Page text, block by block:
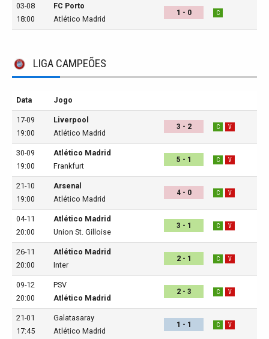
03-08
18:00
FC Porto
Atlético Madrid
1 - 0 C
LIGA CAMPEÕES
Data Jogo
17-09
19:00
Liverpool
Atlético Madrid
3 - 2 C V
30-09
19:00
Atlético Madrid
Frankfurt
5 - 1 C V
21-10
19:00
Arsenal
Atlético Madrid
4 - 0 C V
04-11
20:00
Atlético Madrid
Union St. Gilloise
3 - 1 C V
26-11
20:00
Atlético Madrid
Inter
2 - 1 C V
09-12
20:00
PSV
Atlético Madrid
2 - 3 C V
21-01
17:45
Galatasaray
Atlético Madrid
1 - 1 C V